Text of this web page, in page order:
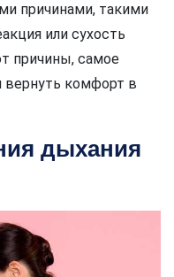
причинами, такими
или сухость
причины, самое
вернуть комфорт в
дыхания